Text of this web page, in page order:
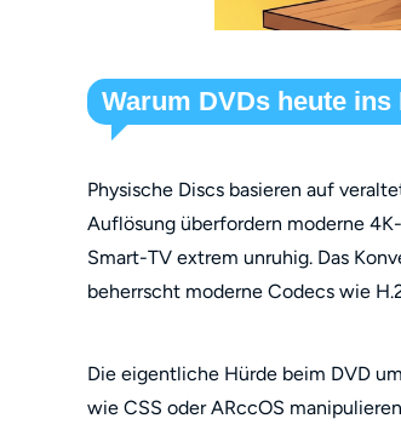
Warum DVDs heute
Physische Discs basieren auf
Auflösung überfordern moderne
Smart-TV extrem unruhig. Das
beherrscht moderne Codecs wie
Die eigentliche Hürde beim DVD
wie CSS oder ARccOS